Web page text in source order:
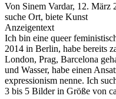
Von Sinem Vardar, 12. März
suche Ort, biete Kunst
Anzeigentext
Ich bin eine queer
2014 in Berlin, habe bereits
London, Prag, Barcelona
und Wasser, habe einen
expressionism nenne. Ich
3 bis 5 Bilder in Größe von